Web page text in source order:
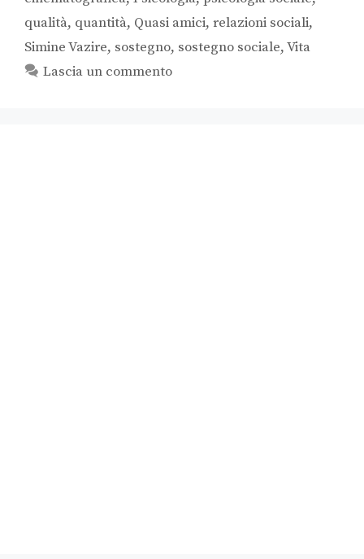
qualità, quantità, Quasi amici, relazioni sociali,
Simine Vazire, sostegno, sostegno sociale,Vita
Lascia un commento